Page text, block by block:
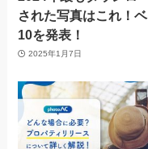
された写真はこれ！
10を発表！
2025年1月7日